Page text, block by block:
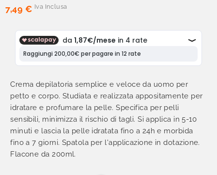
7,49 € Iva Inclusa
Crema depilatoria semplice e veloce da uomo per
petto e corpo. Studiata e realizzata appositamente per
idratare e profumare la pelle. Specifica per pelli
sensibili, minimizza il rischio di tagli. Si applica in 5-10
minuti e lascia la pelle idratata fino a 24h e morbida
fino a 7 giorni. Spatola per l'applicazione in dotazione.
Flacone da 200ml.